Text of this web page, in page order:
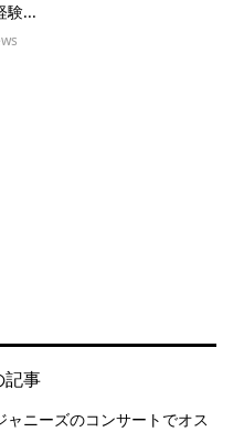
験...
記事
ャニーズのコンサートでオス